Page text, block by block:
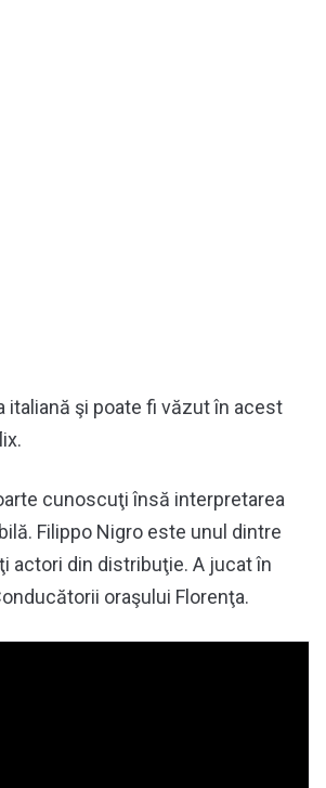
italiană şi poate fi văzut în acest
cunoscuţi însă interpretarea
Filippo Nigro este unul dintre
actori din distribuţie. A jucat în
oraşului Florenţa.